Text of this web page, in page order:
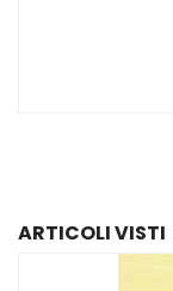
ARTICOLI VISTI